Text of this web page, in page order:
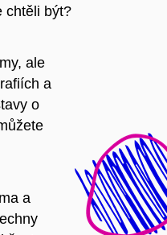
chtěli být?
ale
a
o
a